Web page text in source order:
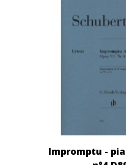
Impromptu -